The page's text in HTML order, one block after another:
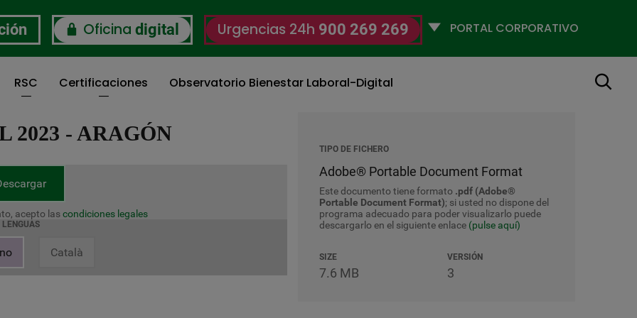
Oficina digital Urgencias 24h 900 269 269
Selecciona
RSC Certificaciones Observatorio Bienestar Laboral-Digital Buscar
2023 - ARAGÓN
acepto lascondiciones legales
LENGUAS
Català
TIPO DE FICHERO
Adobe® Portable Document Format
Este documento tiene formato .pdf (Adobe®
Portable Document Format); si usted no dispone del
programa adecuado para poder visualizarlo puede
descargarlo en el siguiente enlace (pulse aquí)
SIZE
7.6 MB
VERSIÓN
3